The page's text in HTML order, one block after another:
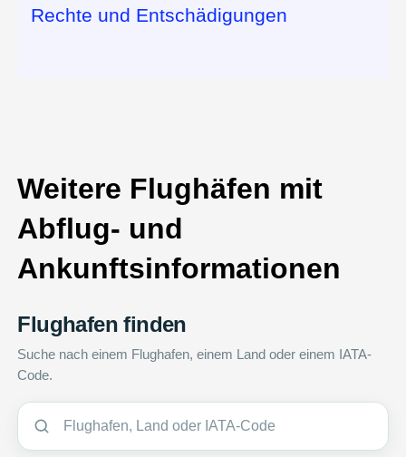
Rechte und Entschädigungen
Weitere Flughäfen mit
Abflug- und
Ankunftsinformationen
Flughafen finden
Suche nach einem Flughafen, einem Land oder einem IATA-
Code.